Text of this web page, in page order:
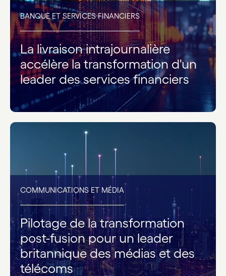
BANQUE ET SERVICES FINANCIERS
La livraison intrajournalière
accélère la transformation d'un
leader des services financiers
COMMUNICATIONS ET MÉDIA
Pilotage de la transformation
post-fusion pour un leader
britannique des médias et des
télécoms